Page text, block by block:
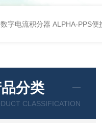
字电流积分器 ALPHA-PPS便
分类
CLASSIFICATION